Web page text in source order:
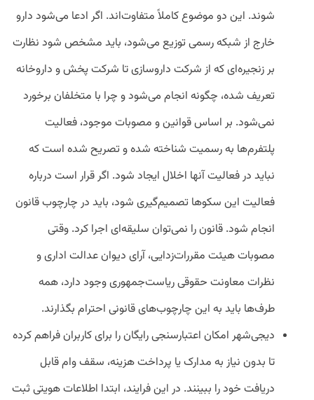
شوند. این دو موضوع کاملاً متفاوت‌اند. اگر ادعا می‌شود دارو
خارج از شبکه رسمی توزیع می‌شود، باید مشخص شود نظارت
بر زنجیره‌ای که از شرکت داروسازی تا شرکت پخش و داروخانه
تعریف شده، چگونه انجام می‌شود و چرا با متخلفان برخورد
نمی‌شود. بر اساس قوانین و مصوبات موجود، فعالیت
پلتفرم‌ها به رسمیت شناخته شده و تصریح شده است که
نباید در فعالیت آنها اخلال ایجاد شود. اگر قرار است درباره
فعالیت این سکوها تصمیم‌گیری شود، باید در چارچوب قانون
انجام شود. قانون را نمی‌توان سلیقه‌ای اجرا کرد. وقتی
مصوبات هیئت مقررات‌زدایی، آرای دیوان عدالت اداری و
نظرات معاونت حقوقی ریاست‌جمهوری وجود دارد، همه
طرف‌ها باید به این چارچوب‌های قانونی احترام بگذارند.
دیجی‌شهر امکان اعتبارسنجی رایگان را برای کاربران فراهم کرده
تا بدون نیاز به مدارک یا پرداخت هزینه، سقف وام قابل
دریافت خود را ببینند. در این فرایند، ابتدا اطلاعات هویتی ثبت